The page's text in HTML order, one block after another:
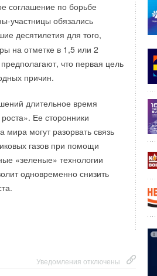
соглашение по борьбе
участницы обязались
десятилетия для того,
на отметке в 1,5 или 2
что первая цель
причин.
длительное время
Ее сторонники
мира могут разорвать связь
газов при помощи
«зеленые» технологии
одновременно снизить
Уведомления отключены